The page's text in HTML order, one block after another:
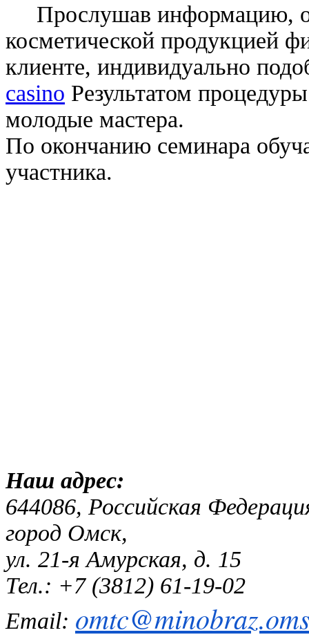
Прослушав информацию,
косметической продукцией
клиенте, индивидуально
casino Результатом
молодые мастера.
По окончанию семинара
участника.
Наш
644086, Российская
город Омск,
ул. 21-я Амурская, д. 15
Тел.: +7 (3812) 61-19-02
Email: